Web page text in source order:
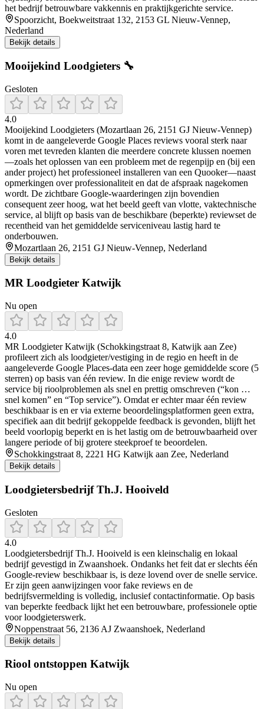
het bedrijf betrouwbare vakkennis en praktijkgerichte service.
Spoorzicht, Boekweitstraat 132, 2153 GL Nieuw-Vennep,
Nederland
Bekijk details
Mooijekind Loodgieters 🔧
Gesloten
4.0
Mooijekind Loodgieters (Mozartlaan 26, 2151 GJ Nieuw-Vennep)
komt in de aangeleverde Google Places reviews vooral sterk naar
voren met tevreden klanten die meerdere concrete klussen noemen
—zoals het oplossen van een probleem met de regenpijp en (bij een
ander project) het professioneel installeren van een Quooker—naast
opmerkingen over professionaliteit en dat de afspraak nagekomen
wordt. De zichtbare Google-waarderingen zijn bovendien
consequent zeer hoog, wat het beeld geeft van vlotte, vaktechnische
service, al blijft op basis van de beschikbare (beperkte) reviewset de
recentheid van het gemiddelde serviceniveau lastig hard te
onderbouwen.
Mozartlaan 26, 2151 GJ Nieuw-Vennep, Nederland
Bekijk details
MR Loodgieter Katwijk
Nu open
4.0
MR Loodgieter Katwijk (Schokkingstraat 8, Katwijk aan Zee)
profileert zich als loodgieter/vestiging in de regio en heeft in de
aangeleverde Google Places-data een zeer hoge gemiddelde score (5
sterren) op basis van één review. In die enige review wordt de
service bij rioolproblemen als snel en prettig omschreven (“kon …
snel komen” en “Top service”). Omdat er echter maar één review
beschikbaar is en er via externe beoordelingsplatformen geen extra,
specifiek aan dit bedrijf gekoppelde feedback is gevonden, blijft het
beeld voorlopig beperkt en is het lastig om de betrouwbaarheid over
langere periode of bij grotere steekproef te beoordelen.
Schokkingstraat 8, 2221 HG Katwijk aan Zee, Nederland
Bekijk details
Loodgietersbedrijf Th.J. Hooiveld
Gesloten
4.0
Loodgietersbedrijf Th.J. Hooiveld is een kleinschalig en lokaal
bedrijf gevestigd in Zwaanshoek. Ondanks het feit dat er slechts één
Google‑review beschikbaar is, is deze lovend over de snelle service.
Er zijn geen aanwijzingen voor fake reviews en de
bedrijfsvermelding is volledig, inclusief contactinformatie. Op basis
van beperkte feedback lijkt het een betrouwbare, professionele optie
voor loodgieterswerk.
Noppenstraat 56, 2136 AJ Zwaanshoek, Nederland
Bekijk details
Riool ontstoppen Katwijk
Nu open